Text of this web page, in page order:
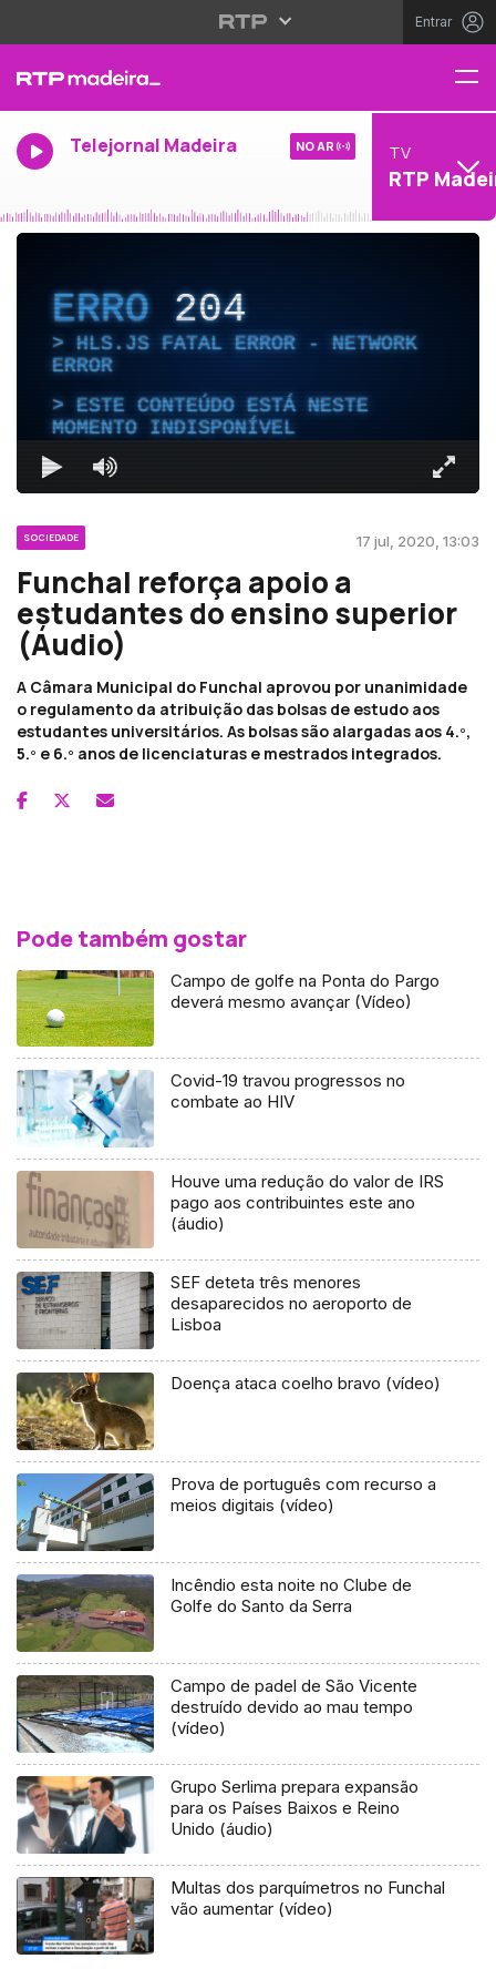
Entrar
Telejornal Madeira NO AR TV
RTP
ERRO204
HLS.JS FATAL ERROR - NETWORK
ERROR
ESTE CONTEÚDO ESTÁ NESTE
MOMENTO INDISPONÍVEL
SOCIEDADE 17 jul, 2020, 13:03
Funchal reforça apoio a
estudantes do ensino superior
(Áudio)
A Câmara Municipal do Funchal aprovou por unanimidade
o regulamento da atribuição das bolsas de estudo aos
estudantes universitários. As bolsas são alargadas aos 4.º,
5.º e 6.º anos de licenciaturas e mestrados integrados.
Pode também gostar
Campo de golfe na Ponta do Pargo
deverá mesmo avançar (Vídeo)
Covid-19 travou progressos no
combate ao HIV
Houve uma redução do valor de IRS
pago aos contribuintes este ano
(áudio)
SEF deteta três menores
desaparecidos no aeroporto de
Lisboa
Doença ataca coelho bravo (vídeo)
Prova de português com recurso a
meios digitais (vídeo)
Incêndio esta noite no Clube de
Golfe do Santo da Serra
Campo de padel de São Vicente
destruído devido ao mau tempo
(vídeo)
Grupo Serlima prepara expansão
para os Países Baixos e Reino
Unido (áudio)
Multas dos parquímetros no Funchal
vão aumentar (vídeo)